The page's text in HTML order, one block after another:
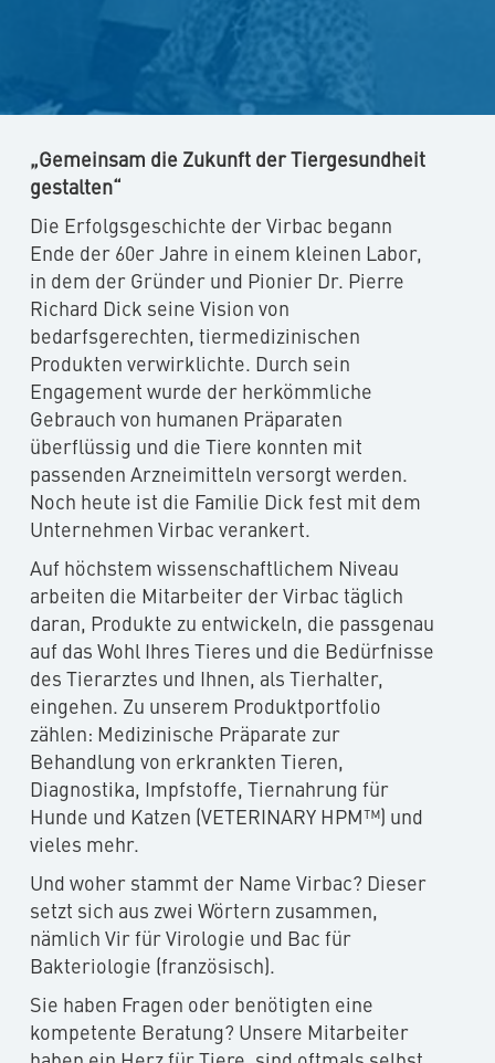
„Gemeinsam die Zukunft der Tiergesundheit
gestalten“
Die Erfolgsgeschichte der Virbac begann
Ende der 60er Jahre in einem kleinen Labor,
in dem der Gründer und Pionier Dr. Pierre
Richard Dick seine Vision von
bedarfsgerechten, tiermedizinischen
Produkten verwirklichte. Durch sein
Engagement wurde der herkömmliche
Gebrauch von humanen Präparaten
überflüssig und die Tiere konnten mit
passenden Arzneimitteln versorgt werden.
Noch heute ist die Familie Dick fest mit dem
Unternehmen Virbac verankert.
Auf höchstem wissenschaftlichem Niveau
arbeiten die Mitarbeiter der Virbac täglich
daran, Produkte zu entwickeln, die passgenau
auf das Wohl Ihres Tieres und die Bedürfnisse
des Tierarztes und Ihnen, als Tierhalter,
eingehen. Zu unserem Produktportfolio
zählen: Medizinische Präparate zur
Behandlung von erkrankten Tieren,
Diagnostika, Impfstoffe, Tiernahrung für
Hunde und Katzen (VETERINARY HPM™) und
vieles mehr.
Und woher stammt der Name Virbac? Dieser
setzt sich aus zwei Wörtern zusammen,
nämlich Vir für Virologie und Bac für
Bakteriologie (französisch).
Sie haben Fragen oder benötigten eine
kompetente Beratung? Unsere Mitarbeiter